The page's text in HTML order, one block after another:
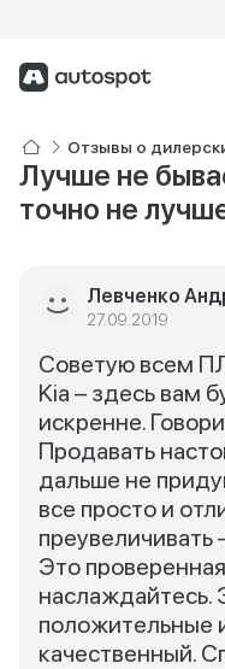
Отзывы о
Лучше не
точно не
Левченко
27.09.2019
Советую всем
Kia – здесь вам
искренне.
Продавать
дальше не
все просто и
преувеличивать
Это
наслаждайтесь.
положительные
качественный.